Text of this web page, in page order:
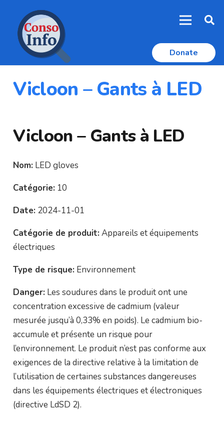
Donate
Vicloon – Gants à LED
Vicloon – Gants à LED
Nom: LED gloves
Catégorie: 10
Date: 2024-11-01
Catégorie de produit: Appareils et équipements
électriques
Type de risque: Environnement
Danger: Les soudures dans le produit ont une
concentration excessive de cadmium (valeur
mesurée jusqu’à 0,33% en poids). Le cadmium bio-
accumule et présente un risque pour
l’environnement. Le produit n’est pas conforme aux
exigences de la directive relative à la limitation de
l’utilisation de certaines substances dangereuses
dans les équipements électriques et électroniques
(directive LdSD 2).